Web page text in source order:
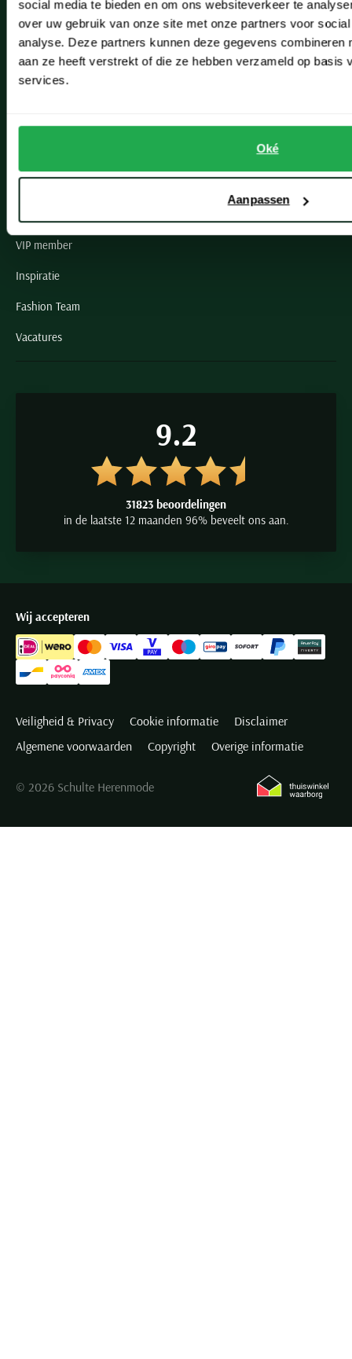
social media te bieden en om ons websiteverkeer te
over uw gebruik van onze site met onze partners voor
analyse. Deze partners kunnen deze gegevens combineren
aan ze heeft verstrekt of die ze hebben verzameld op basis
services.
Oké
Aanpassen
Lisse
Noordwijk
Oegstgeest
Grote maten herenkleding
VIP member
Inspiratie
Fashion Team
Vacatures
9.2
31823 beoordelingen
in de laatste 12 maanden 96% beveelt ons aan.
Wij accepteren
Veiligheid & Privacy Cookie informatie
Disclaimer
Algemene voorwaarden
Copyright Overige informatie
© 2026 Schulte Herenmode